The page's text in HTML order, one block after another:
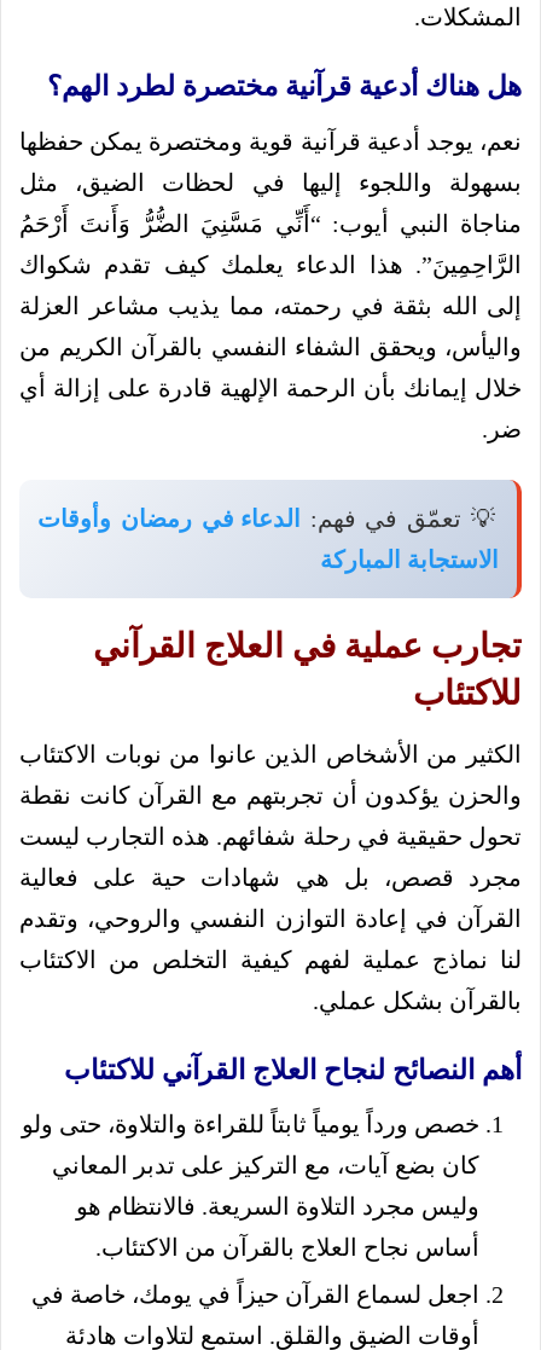
المشكلات.
هل هناك أدعية قرآنية مختصرة لطرد الهم؟
نعم، يوجد أدعية قرآنية قوية ومختصرة يمكن حفظها
بسهولة واللجوء إليها في لحظات الضيق، مثل
مناجاة النبي أيوب: “أَنِّي مَسَّنِيَ الضُّرُّ وَأَنتَ أَرْحَمُ
الرَّاحِمِينَ”. هذا الدعاء يعلمك كيف تقدم شكواك
إلى الله بثقة في رحمته، مما يذيب مشاعر العزلة
واليأس، ويحقق الشفاء النفسي بالقرآن الكريم من
خلال إيمانك بأن الرحمة الإلهية قادرة على إزالة أي
ضر.
💡 تعمّق في فهم:
الدعاء في رمضان وأوقات
الاستجابة المباركة
تجارب عملية في العلاج القرآني
للاكتئاب
الكثير من الأشخاص الذين عانوا من نوبات الاكتئاب
والحزن يؤكدون أن تجربتهم مع القرآن كانت نقطة
تحول حقيقية في رحلة شفائهم. هذه التجارب ليست
مجرد قصص، بل هي شهادات حية على فعالية
القرآن في إعادة التوازن النفسي والروحي، وتقدم
لنا نماذج عملية لفهم كيفية التخلص من الاكتئاب
بالقرآن بشكل عملي.
أهم النصائح لنجاح العلاج القرآني للاكتئاب
خصص ورداً يومياً ثابتاً للقراءة والتلاوة، حتى ولو
كان بضع آيات، مع التركيز على تدبر المعاني
وليس مجرد التلاوة السريعة. فالانتظام هو
أساس نجاح العلاج بالقرآن من الاكتئاب.
اجعل لسماع القرآن حيزاً في يومك، خاصة في
أوقات الضيق والقلق. استمع لتلاوات هادئة